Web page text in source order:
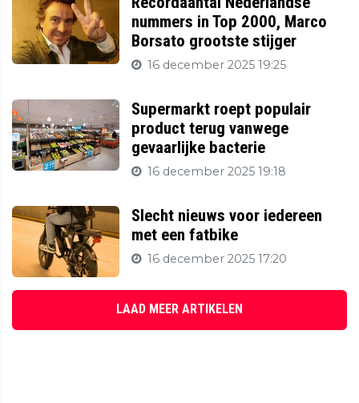
nummers in Top 2000, Marco
Borsato grootste stijger
16 december 2025 19:25
Supermarkt roept populair
product terug vanwege
gevaarlijke bacterie
16 december 2025 19:18
Slecht nieuws voor iedereen
met een fatbike
16 december 2025 17:20
LAAD MEER ARTIKELEN